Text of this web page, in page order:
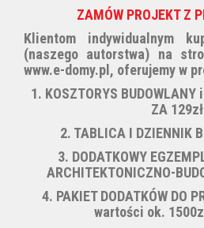
ZAMÓW PROJEKT Z
Klientom indywidualnym
(naszego autorstwa) na
www.e-domy.pl, oferujemy w
1. KOSZTORYS
ZA 129zł
2. TABLICA I DZIENNIK
3. DODATKOWY
ARCHITEKTONICZNO-
4. PAKIET DODATKÓW DO
wartości ok.